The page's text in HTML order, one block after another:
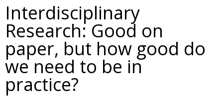
Interdisciplinary
Research: Good on
paper, but how good do
we need to be in
practice?